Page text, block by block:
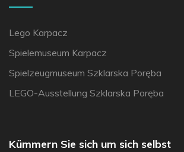
Lego Karpacz
Spielemuseum Karpacz
Spielzeugmuseum Szklarska Poręba
LEGO-Ausstellung Szklarska Poręba
Kümmern Sie sich um sich selbst